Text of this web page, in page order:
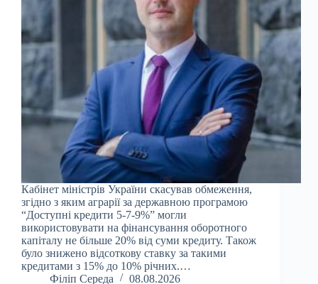
Кабінет міністрів України скасував обмеження,
згідно з яким аграрії за державною програмою
“Доступні кредити 5-7-9%” могли
використовувати на фінансування оборотного
капіталу не більше 20% від суми кредиту. Також
було знижено відсоткову ставку за такими
кредитами з 15% до 10% річних.…
Філіп Середа
08.08.2026